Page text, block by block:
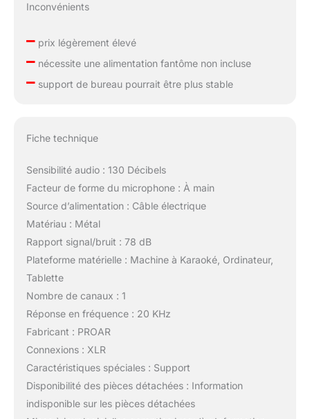
Inconvénients
–prix légèrement élevé
–nécessite une alimentation fantôme non incluse
–support de bureau pourrait être plus stable
Fiche technique
Sensibilité audio : 130 Décibels
Facteur de forme du microphone : À main
Source d’alimentation : Câble électrique
Matériau : Métal
Rapport signal/bruit : 78 dB
Plateforme matérielle : Machine à Karaoké, Ordinateur,
Tablette
Nombre de canaux : 1
Réponse en fréquence : 20 KHz
Fabricant : PROAR
Connexions : XLR
Caractéristiques spéciales : Support
Disponibilité des pièces détachées : Information
indisponible sur les pièces détachées